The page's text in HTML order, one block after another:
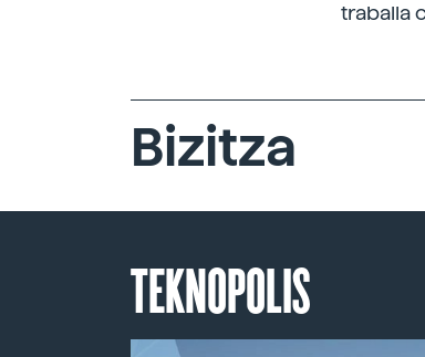
traballa
Bizitza
TEKNOPOLIS